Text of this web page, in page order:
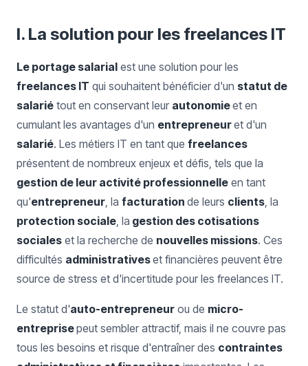
I. La solution pour les freelances IT
Le portage salarial est une solution pour les
freelances IT qui souhaitent bénéficier d'un statut de
salarié tout en conservant leur autonomieet en
cumulant les avantages d'un entrepreneuret d'un
salarié. Les métiers IT en tant que freelances
présentent de nombreux enjeux et défis, tels que la
gestion de leur activité professionnelle en tant
qu'entrepreneur, la facturation de leurs clients, la
protection sociale, la gestion des cotisations
sociales et la recherche de nouvelles missions. Ces
difficultés administrativeset financières peuvent être
source de stress et d'incertitude pour les freelances IT.
Le statut d'auto-entrepreneur ou de micro-
entreprisepeut sembler attractif, mais il ne couvre pas
tous les besoins et risque d'entraîner des contraintes